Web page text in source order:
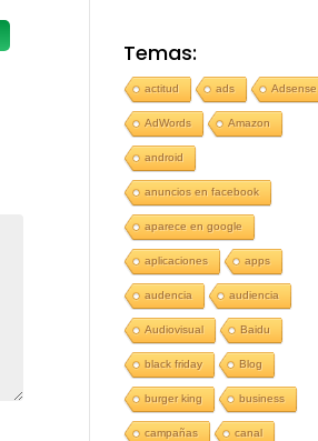
Temas:
actitud ads Adsense
AdWords Amazon
android
anuncios en facebook
aparece en google
aplicaciones apps
audencia audiencia
Audiovisual Baidu
black friday Blog
burger king business
campañas canal